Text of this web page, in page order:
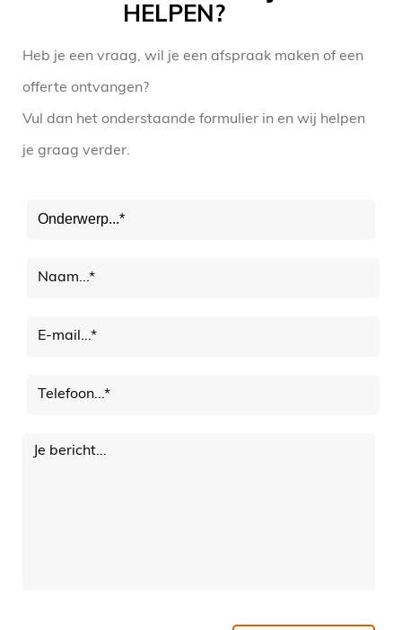
HELPEN?
Heb je een vraag, wil je een afspraak maken of een
offerte ontvangen?
Vul dan het onderstaande formulier in en wij helpen
je graag verder.